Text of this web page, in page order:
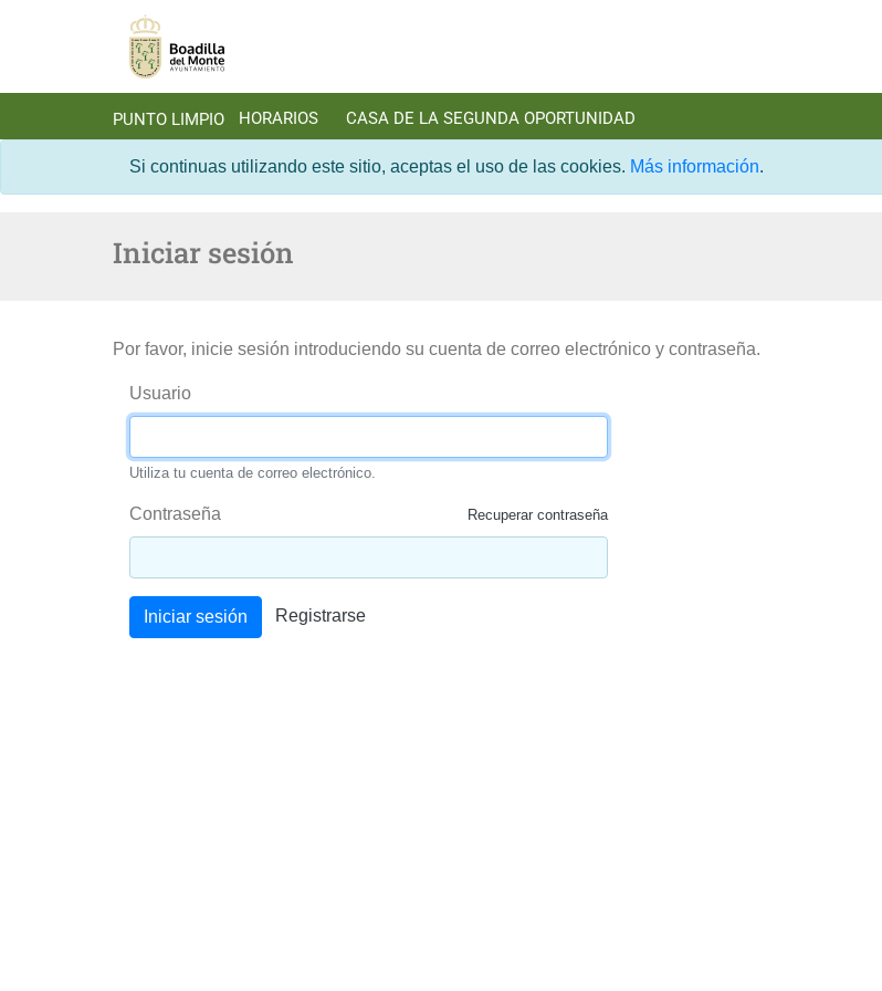
PUNTO LIMPIO HORARIOS CASA DE LA SEGUNDA OPORTUNIDAD
Si continuas utilizando este sitio, aceptas el uso de las cookies. Más información.
Iniciar sesión
Por favor, inicie sesión introduciendo su cuenta de correo electrónico y contraseña.
Usuario
Utiliza tu cuenta de correo electrónico.
Recuperar contraseña
Contraseña
Registrarse